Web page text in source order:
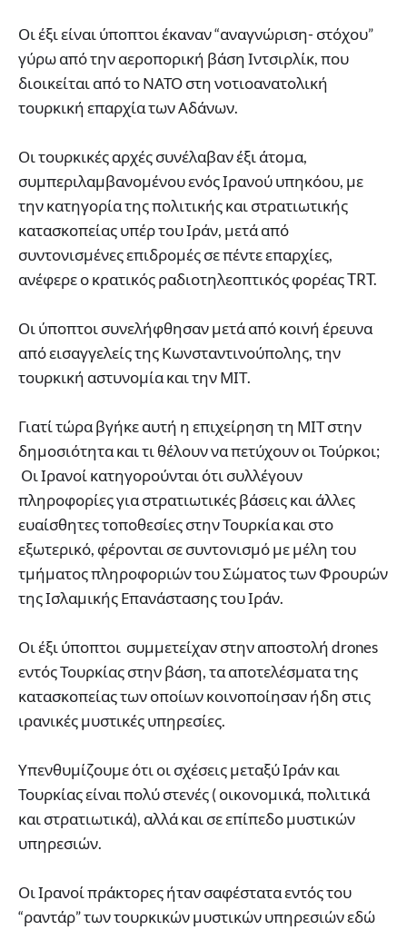
Οι έξι είναι ύποπτοι έκαναν “αναγνώριση- στόχου”
γύρω από την αεροπορική βάση Ιντσιρλίκ, που
διοικείται από το ΝΑΤΟ στη νοτιοανατολική
τουρκική επαρχία των Αδάνων.
Οι τουρκικές αρχές συνέλαβαν έξι άτομα,
συμπεριλαμβανομένου ενός Ιρανού υπηκόου, με
την κατηγορία της πολιτικής και στρατιωτικής
κατασκοπείας υπέρ του Ιράν, μετά από
συντονισμένες επιδρομές σε πέντε επαρχίες,
ανέφερε ο κρατικός ραδιοτηλεοπτικός φορέας TRT.
Οι ύποπτοι συνελήφθησαν μετά από κοινή έρευνα
από εισαγγελείς της Κωνσταντινούπολης, την
τουρκική αστυνομία και την ΜΙΤ.
Γιατί τώρα βγήκε αυτή η επιχείρηση τη ΜΙΤ στην
δημοσιότητα και τι θέλουν να πετύχουν οι Τούρκοι;
Οι Ιρανοί κατηγορούνται ότι συλλέγουν
πληροφορίες για στρατιωτικές βάσεις και άλλες
ευαίσθητες τοποθεσίες στην Τουρκία και στο
εξωτερικό, φέρονται σε συντονισμό με μέλη του
τμήματος πληροφοριών του Σώματος των Φρουρών
της Ισλαμικής Επανάστασης του Ιράν.
Οι έξι ύποπτοι συμμετείχαν στην αποστολή drones
εντός Τουρκίας στην βάση, τα αποτελέσματα της
κατασκοπείας των οποίων κοινοποίησαν ήδη στις
ιρανικές μυστικές υπηρεσίες.
Υπενθυμίζουμε ότι οι σχέσεις μεταξύ Ιράν και
Τουρκίας είναι πολύ στενές ( οικονομικά, πολιτικά
και στρατιωτικά), αλλά και σε επίπεδο μυστικών
υπηρεσιών.
Οι Ιρανοί πράκτορες ήταν σαφέστατα εντός του
“ραντάρ” των τουρκικών μυστικών υπηρεσιών εδώ